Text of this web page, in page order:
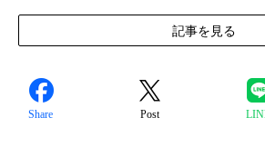
記事を見る
Share Post